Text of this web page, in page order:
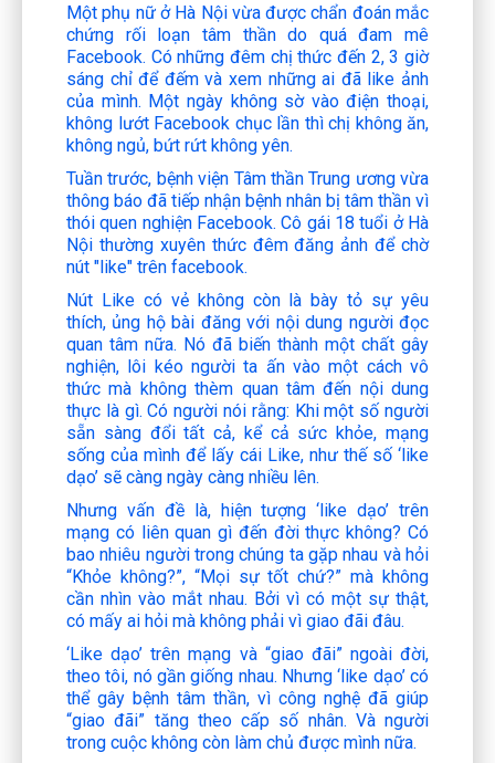
Một phụ nữ ở Hà Nội vừa được chẩn đoán mắc
chứng rối loạn tâm thần do quá đam mê
Facebook. Có những đêm chị thức đến 2, 3 giờ
sáng chỉ để đếm và xem những ai đã like ảnh
của mình. Một ngày không sờ vào điện thoại,
không lướt Facebook chục lần thì chị không ăn,
không ngủ, bứt rứt không yên.
Tuần trước, bệnh viện Tâm thần Trung ương vừa
thông báo đã tiếp nhận bệnh nhân bị tâm thần vì
thói quen nghiện Facebook. Cô gái 18 tuổi ở Hà
Nội thường xuyên thức đêm đăng ảnh để chờ
nút "like" trên facebook.
Nút Like có vẻ không còn là bày tỏ sự yêu
thích, ủng hộ bài đăng với nội dung người đọc
quan tâm nữa. Nó đã biến thành một chất gây
nghiện, lôi kéo người ta ấn vào một cách vô
thức mà không thèm quan tâm đến nội dung
thực là gì. Có người nói rằng: Khi một số người
sẵn sàng đổi tất cả, kể cả sức khỏe, mạng
sống của mình để lấy cái Like, như thế số ‘like
dạo’ sẽ càng ngày càng nhiều lên.
Nhưng vấn đề là, hiện tượng ‘like dạo’ trên
mạng có liên quan gì đến đời thực không? Có
bao nhiêu người trong chúng ta gặp nhau và hỏi
“Khỏe không?”, “Mọi sự tốt chứ?” mà không
cần nhìn vào mắt nhau. Bởi vì có một sự thật,
có mấy ai hỏi mà không phải vì giao đãi đâu.
‘Like dạo’ trên mạng và “giao đãi” ngoài đời,
theo tôi, nó gần giống nhau. Nhưng ‘like dạo’ có
thể gây bệnh tâm thần, vì công nghệ đã giúp
“giao đãi” tăng theo cấp số nhân. Và người
trong cuộc không còn làm chủ được mình nữa.